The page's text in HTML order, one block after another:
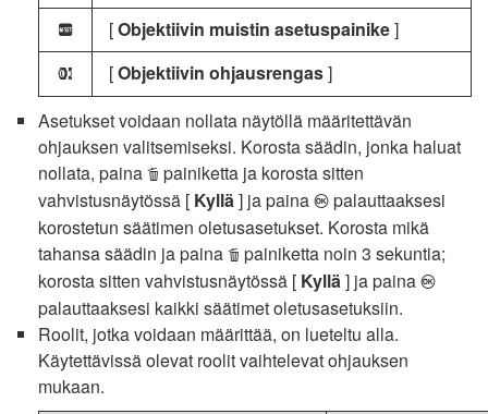
N [Objektiivin muistin asetuspainike]
l [Objektiivin ohjausrengas]
Asetukset voidaan nollata näytöllä määritettävän
ohjauksen valitsemiseksi. Korosta säädin, jonka haluat
nollata, paina O painiketta ja korosta sitten
vahvistusnäytössä [ Kyllä] ja paina J palauttaaksesi
korostetun säätimen oletusasetukset. Korosta mikä
tahansa säädin ja paina O painiketta noin 3 sekuntia;
korosta sitten vahvistusnäytössä [ Kyllä] ja paina J
palauttaaksesi kaikki säätimet oletusasetuksiin.
Roolit, jotka voidaan määrittää, on lueteltu alla.
Käytettävissä olevat roolit vaihtelevat ohjauksen
mukaan.